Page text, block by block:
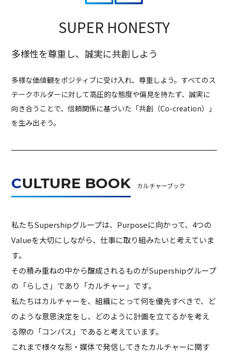
SUPER HONESTY
多様性を尊重し、誠実に共創しよう
多様な価値観をポジティブに受け入れ、尊重しよう。すべてのス
テークホルダーに対して高圧的な態度や偏見を持たず、誠実に
向き合うことで、信頼関係に基づいた「共創（Co-creation）」
を生み出そう。
CULTURE BOOK カルチャーブック
私たちSupershipグループは、Purposeに向かって、4つの
Valueを大切にしながら、仕事に取り組みたいと考えていま
す。
その積み重ねの中から醸成されるものがSupershipグループ
の「らしさ」であり「カルチャー」です。
私たちはカルチャーを、組織にとって何を優先すべきで、ど
のような意思決定をし、 どのように計画を立てるかを考え
る際の「コンパス」であると考えています。
これまで様々な形・媒体で発信してきたカルチャーに関す